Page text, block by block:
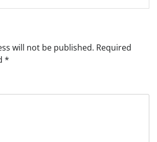
will not be published. Required
*